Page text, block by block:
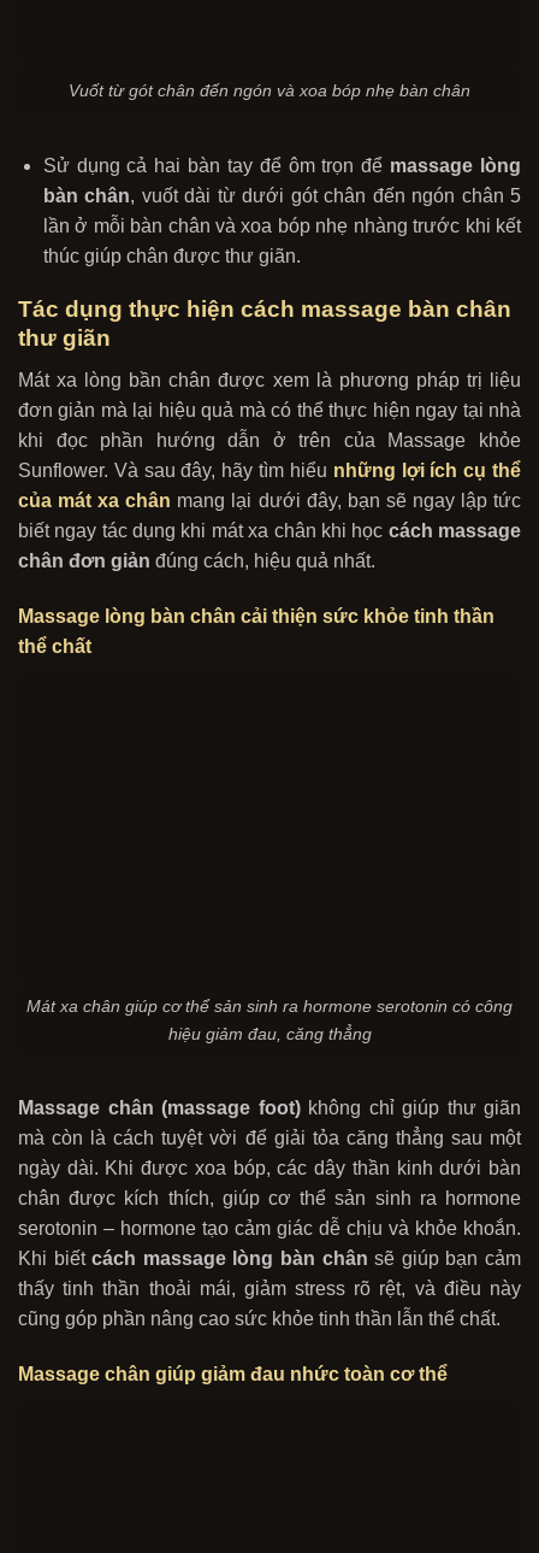
Vuốt từ gót chân đến ngón và xoa bóp nhẹ bàn chân
Sử dụng cả hai bàn tay để ôm trọn để massage lòng
bàn chân, vuốt dài từ dưới gót chân đến ngón chân 5
lần ở mỗi bàn chân và xoa bóp nhẹ nhàng trước khi kết
thúc giúp chân được thư giãn.
Tác dụng thực hiện cách massage bàn chân
thư giãn
Mát xa lòng bần chân được xem là phương pháp trị liệu
đơn giản mà lại hiệu quả mà có thể thực hiện ngay tại nhà
khi đọc phần hướng dẫn ở trên của Massage khỏe
Sunflower. Và sau đây, hãy tìm hiểu những lợi ích cụ thể
của mát xa chân mang lại dưới đây, bạn sẽ ngay lập tức
biết ngay tác dụng khi mát xa chân khi học cách massage
chân đơn giản đúng cách, hiệu quả nhất.
Massage lòng bàn chân cải thiện sức khỏe tinh thần
thể chất
Mát xa chân giúp cơ thể sản sinh ra hormone serotonin có công
hiệu giảm đau, căng thẳng
Massage chân (massage foot)không chỉ giúp thư giãn
mà còn là cách tuyệt vời để giải tỏa căng thẳng sau một
ngày dài. Khi được xoa bóp, các dây thần kinh dưới bàn
chân được kích thích, giúp cơ thể sản sinh ra hormone
serotonin – hormone tạo cảm giác dễ chịu và khỏe khoắn.
Khi biếtcách massage lòng bàn chân sẽ giúp bạn cảm
thấy tinh thần thoải mái, giảm stress rõ rệt, và điều này
cũng góp phần nâng cao sức khỏe tinh thần lẫn thể chất.
Massage chân giúp giảm đau nhức toàn cơ thể